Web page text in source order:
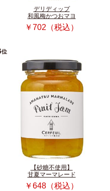
デリディップ
和風梅かつおマヨ
￥702（税込）
位
【砂糖不使用】
甘夏マーマレード
￥648（税込）